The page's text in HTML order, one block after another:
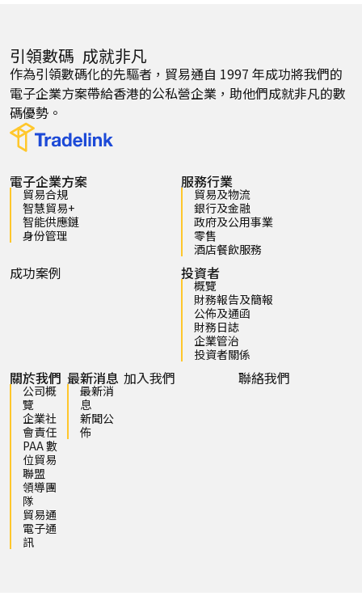
引領數碼 成就非凡
作為引領數碼化的先驅者，貿易通自 1997 年成功將我們的
電子企業方案帶給香港的公私營企業，助他們成就非凡的數
碼優勢。
電子企業方案
貿易合規
智慧貿易+
智能供應鏈
身份管理
服務行業
貿易及物流
銀行及金融
政府及公用事業
零售
酒店餐飲服務
成功案例 投資者
概覽
財務報告及簡報
公佈及通函
財務日誌
企業管治
投資者關係
關於我們
公司概
覽
企業社
會責任
PAA 數
位貿易
聯盟
領導團
隊
貿易通
電子通
訊
最新消息
最新消
息
新聞公
佈
加入我們 聯絡我們